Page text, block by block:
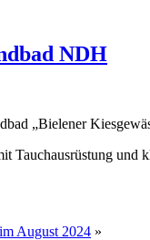
NDH
„Bielener
Tauchausrüstung und
August 2024 »